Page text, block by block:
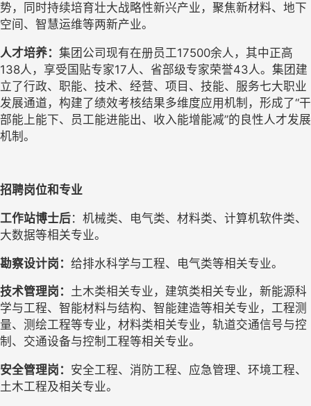
势，同时持续培育壮大战略性新兴产业，聚焦新材料、地下
空间、智慧运维等两新产业。
人才培养： 集团公司现有在册员工17500余人，其中正高
138人，享受国贴专家17人 、 省部级专家荣誉43人。 集团建
立了行政、职能、技术、经营、项目、技能、服务七大职业
发展通道，构建了绩效考核结果多维度应用机制，形成了“干
部能上能下、员工能进能出、收入能增能减”的良性人才发展
机制。
招聘岗位和 专业
工作站博士后： 机械类、电气类、材料类、计算机软件类、
大数据等相关专业。
勘察设计岗： 给排水科学与工程、 电气类等相关专业。
技术管理岗： 土木类相关专业， 建筑类相关专业， 新能源科
学与工程、智能材料与结构、智能建造等相关专业，工程测
量、测绘工程等专业，材料类相关专业，轨道交通信号与控
制、交通设备与控制工程等相关专业。
安全管理岗： 安全工程、消防工程、应急管理、环境工程、
土木工程及相关专业。